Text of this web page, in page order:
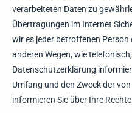
verarbeiteten Daten zu
Übertragungen im Internet
wir es jeder betroffenen
anderen Wegen, wie
Datenschutzerklärung
Umfang und den Zweck der
informieren Sie über Ihre